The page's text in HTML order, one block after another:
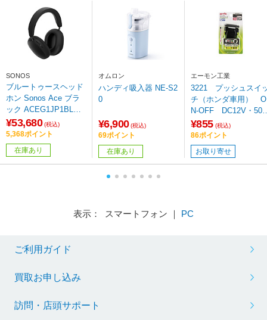
SONOS
ブルートゥースヘッド
ホン Sonos Ace ブラ
ック ACEG1JP1BLK
［オーバーヘッド型 /
ノイズキャンセリング
対応 /Bluetooth対応］
¥53,680 (税込)
5,368ポイント
在庫あり
オムロン
ハンディ吸入器 NE-S2
0
¥6,900 (税込)
69ポイント
在庫あり
エーモン工業
3221 プッシュスイ
チ（ホンダ車用） O
N-OFF DC12V・500
mA
¥855 (税込)
86ポイント
お取り寄せ
表示： スマートフォン ｜ PC
ご利用ガイド
買取お申し込み
訪問・店頭サポート